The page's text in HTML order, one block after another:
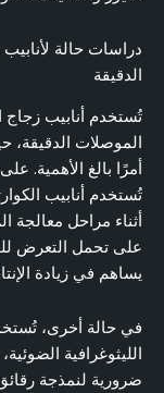
دراسات حالة
الدقيقة
تُستخدم أنابيب
الموصلات الدقيقة،
أمرًا بالغ الأهمية.
تُستخدم أنابيب
أثناء مراحل معالجة
على تحمل التعرض
يساهم في زيادة
في حالة أخرى،
الليثوغرافية
ضرورية لنمذجة